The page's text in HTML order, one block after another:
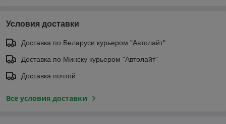
Условия доставки
Доставка по Беларуси курьером "Автолайт"
Доставка по Минску курьером "Автолайт"
Доставка почтой
Все условия доставки